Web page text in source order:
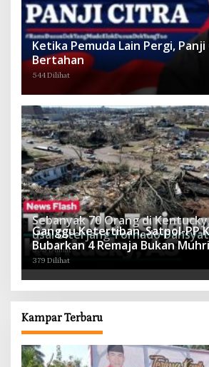
Ketika Pemuda Lain Pergi,
Bertahan
544 Dilihat
Sebanyak 70 Orang di
usai Diterjang Tornado Dahsyat
395 Dilihat
Ganggu Ketertiban, Satpol-PP
Bubarkan 4 Remaja Bukan
Batu Hitam dan Tigo Tungku
379 Dilihat
Kampar Terbaru